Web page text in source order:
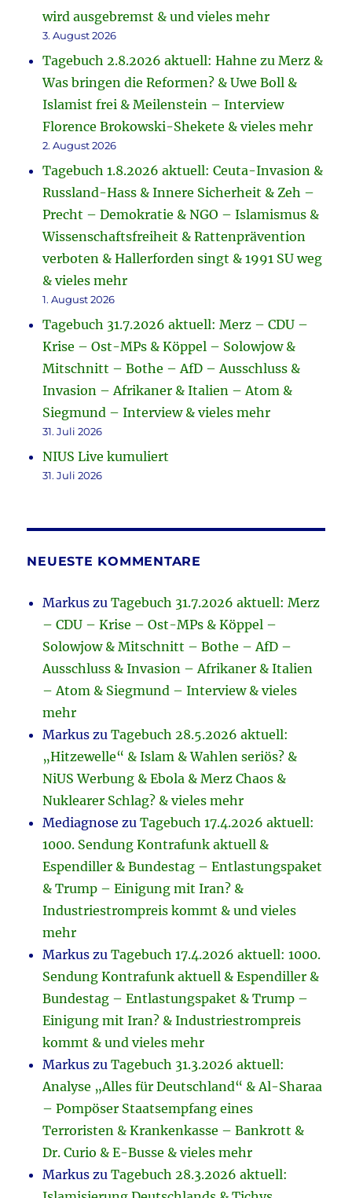
wird ausgebremst & und vieles mehr
3. August 2026
Tagebuch 2.8.2026 aktuell: Hahne zu Merz &
Was bringen die Reformen? & Uwe Boll &
Islamist frei & Meilenstein – Interview
Florence Brokowski-Shekete & vieles mehr
2. August 2026
Tagebuch 1.8.2026 aktuell: Ceuta-Invasion &
Russland-Hass & Innere Sicherheit & Zeh –
Precht – Demokratie & NGO – Islamismus &
Wissenschaftsfreiheit & Rattenprävention
verboten & Hallerforden singt & 1991 SU weg
& vieles mehr
1. August 2026
Tagebuch 31.7.2026 aktuell: Merz – CDU –
Krise – Ost-MPs & Köppel – Solowjow &
Mitschnitt – Bothe – AfD – Ausschluss &
Invasion – Afrikaner & Italien – Atom &
Siegmund – Interview & vieles mehr
31. Juli 2026
NIUS Live kumuliert
31. Juli 2026
NEUESTE KOMMENTARE
Markus zuTagebuch 31.7.2026 aktuell: Merz
– CDU – Krise – Ost-MPs & Köppel –
Solowjow & Mitschnitt – Bothe – AfD –
Ausschluss & Invasion – Afrikaner & Italien
– Atom & Siegmund – Interview & vieles
mehr
Markus zuTagebuch 28.5.2026 aktuell:
„Hitzewelle“ & Islam & Wahlen seriös? &
NiUS Werbung & Ebola & Merz Chaos &
Nuklearer Schlag? & vieles mehr
Mediagnose zuTagebuch 17.4.2026 aktuell:
1000. Sendung Kontrafunk aktuell &
Espendiller & Bundestag – Entlastungspaket
& Trump – Einigung mit Iran? &
Industriestrompreis kommt & und vieles
mehr
Markus zuTagebuch 17.4.2026 aktuell: 1000.
Sendung Kontrafunk aktuell & Espendiller &
Bundestag – Entlastungspaket & Trump –
Einigung mit Iran? & Industriestrompreis
kommt & und vieles mehr
Markus zuTagebuch 31.3.2026 aktuell:
Analyse „Alles für Deutschland“ & Al-Sharaa
– Pompöser Staatsempfang eines
Terroristen & Krankenkasse – Bankrott &
Dr. Curio & E-Busse & vieles mehr
Markus zuTagebuch 28.3.2026 aktuell: